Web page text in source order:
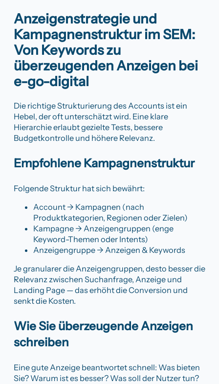
Anzeigenstrategie und
Kampagnenstruktur im SEM:
Von Keywords zu
überzeugenden Anzeigen bei
e-go-digital
Die richtige Strukturierung des Accounts ist ein
Hebel, der oft unterschätzt wird. Eine klare
Hierarchie erlaubt gezielte Tests, bessere
Budgetkontrolle und höhere Relevanz.
Empfohlene Kampagnenstruktur
Folgende Struktur hat sich bewährt:
Account → Kampagnen (nach
Produktkategorien, Regionen oder Zielen)
Kampagne → Anzeigengruppen (enge
Keyword-Themen oder Intents)
Anzeigengruppe → Anzeigen & Keywords
Je granularer die Anzeigengruppen, desto besser die
Relevanz zwischen Suchanfrage, Anzeige und
Landing Page — das erhöht die Conversion und
senkt die Kosten.
Wie Sie überzeugende Anzeigen
schreiben
Eine gute Anzeige beantwortet schnell: Was bieten
Sie? Warum ist es besser? Was soll der Nutzer tun?